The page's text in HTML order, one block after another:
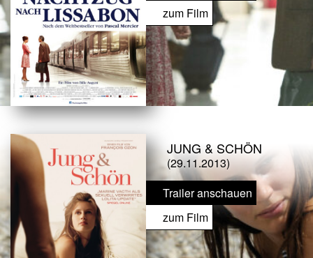
zum Film
JUNG & SCHÖN
(29.11.2013)
Trailer anschauen
zum Film